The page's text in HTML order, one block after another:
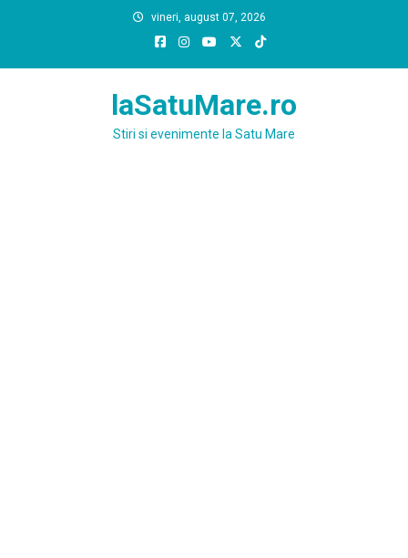
vineri, august 07, 2026
laSatuMare.ro
Stiri si evenimente la Satu Mare